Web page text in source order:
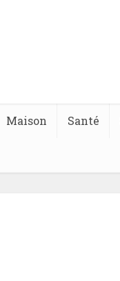
Maison Santé